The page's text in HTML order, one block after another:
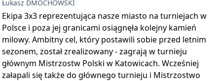
Łukasz DMOCHOWSKI
Ekipa 3x3 reprezentująca nasze miasto na turniejach w
Polsce i poza jej granicami osiągnęła kolejny kamień
milowy. Ambitny cel, który postawili sobie przed letnim
sezonem, został zrealizowany - zagrają w turnieju
głównym Mistrzostw Polski w Katowicach. Wcześniej
załapali się także do głównego turnieju i Mistrzostwo